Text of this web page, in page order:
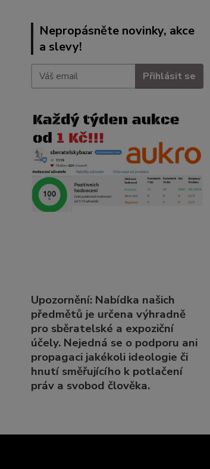
Nepropásněte novinky, akce
a slevy!
Přihlásit se
Upozornění: Nabídka našich
předmětů je určena výhradně
pro sběratelské a expoziční
účely. Nejedná se o podporu ani
propagaci jakékoli ideologie či
hnutí směřujícího k potlačení
práv a svobod člověka.